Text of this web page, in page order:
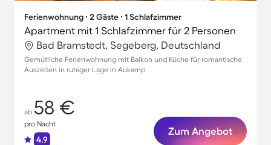
Ferienwohnung ∙ 2 Gäste ∙ 1 Schlafzimmer
Apartment mit 1 Schlafzimmer für 2 Personen
Bad Bramstedt, Segeberg, Deutschland
Gemütliche Ferienwohnung mit Balkon und Küche für romantische
Auszeiten in ruhiger Lage in Aukamp
ab 58 €
pro Nacht
4.9
Zum Angebot